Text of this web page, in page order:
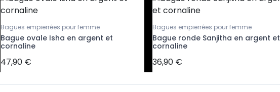
Bagues empierrées pour femme
Bague ovale Isha en argent et
cornaline
47,90 €
Bagues empierrées pour femme
Bague ronde Sanjitha en argent et
cornaline
36,90 €